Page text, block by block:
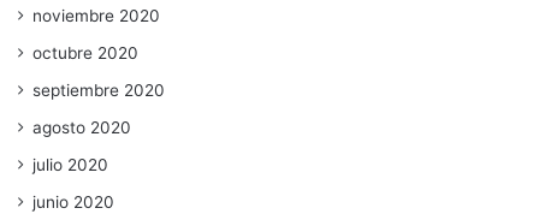
noviembre 2020
octubre 2020
septiembre 2020
agosto 2020
julio 2020
junio 2020